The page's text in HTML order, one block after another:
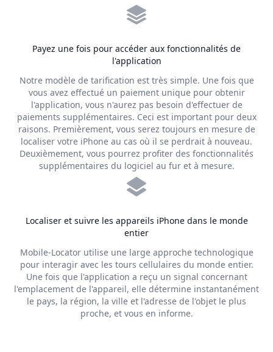
Payez une fois pour accéder aux fonctionnalités de
l'application
Notre modèle de tarification est très simple. Une fois que
vous avez effectué un paiement unique pour obtenir
l'application, vous n'aurez pas besoin d'effectuer de
paiements supplémentaires. Ceci est important pour deux
raisons. Premièrement, vous serez toujours en mesure de
localiser votre iPhone au cas où il se perdrait à nouveau.
Deuxièmement, vous pourrez profiter des fonctionnalités
supplémentaires du logiciel au fur et à mesure.
Localiser et suivre les appareils iPhone dans le monde
entier
Mobile-Locator utilise une large approche technologique
pour interagir avec les tours cellulaires du monde entier.
Une fois que l'application a reçu un signal concernant
l'emplacement de l'appareil, elle détermine instantanément
le pays, la région, la ville et l'adresse de l'objet le plus
proche, et vous en informe.